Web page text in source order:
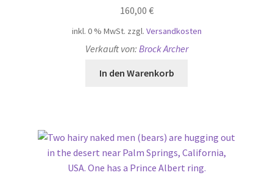
160,00 €
inkl. 0 % MwSt. zzgl. Versandkosten
Verkauft von: Brock Archer
In den Warenkorb